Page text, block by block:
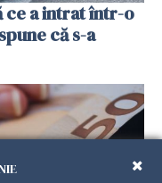
ce a intrat într-o
că s-a